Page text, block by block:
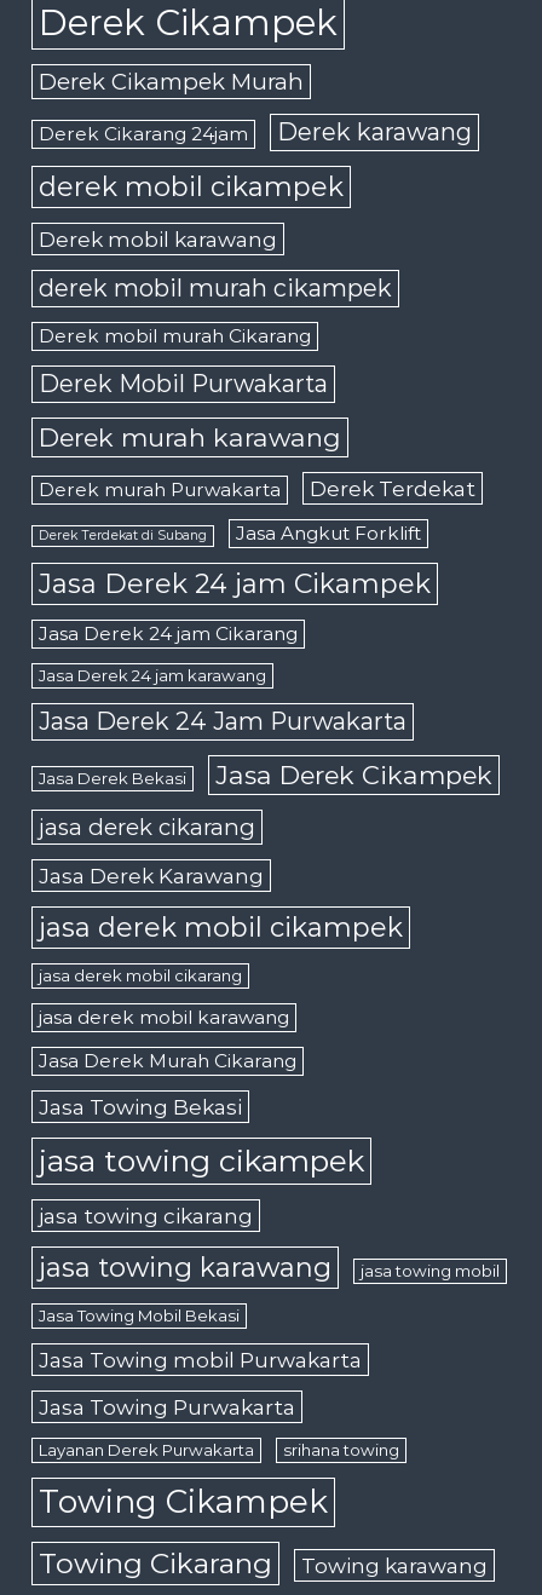
Derek Cikampek
Derek Cikampek Murah
Derek Cikarang 24jam Derek karawang
derek mobil cikampek
Derek mobil karawang
derek mobil murah cikampek
Derek mobil murah Cikarang
Derek Mobil Purwakarta
Derek murah karawang
Derek murah Purwakarta Derek Terdekat
Derek Terdekat di Subang Jasa Angkut Forklift
Jasa Derek 24 jam Cikampek
Jasa Derek 24 jam Cikarang
Jasa Derek 24 jam karawang
Jasa Derek 24 Jam Purwakarta
Jasa Derek Bekasi Jasa Derek Cikampek
jasa derek cikarang
Jasa Derek Karawang
jasa derek mobil cikampek
jasa derek mobil cikarang
jasa derek mobil karawang
Jasa Derek Murah Cikarang
Jasa Towing Bekasi
jasa towing cikampek
jasa towing cikarang
jasa towing karawang jasa towing mobil
Jasa Towing Mobil Bekasi
Jasa Towing mobil Purwakarta
Jasa Towing Purwakarta
Layanan Derek Purwakarta srihana towing
Towing Cikampek
Towing Cikarang Towing karawang